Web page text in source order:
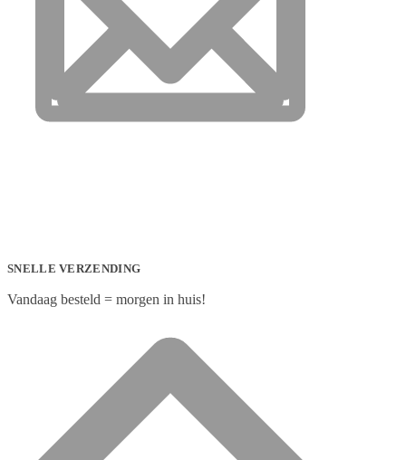
SNELLE VERZENDING
Vandaag besteld = morgen in huis!